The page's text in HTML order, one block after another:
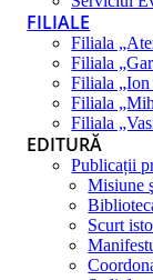
FILIALE
Filiala
Filiala
Filiala „Ion
Filiala
Filiala
EDITURĂ
Publicații
Misiune
Scurt